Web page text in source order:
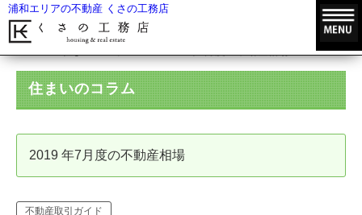
浦和エリアの不動産 くさの工務店
住まいのコラム
2019 年7月度の不動産相場
不動産取引ガイド